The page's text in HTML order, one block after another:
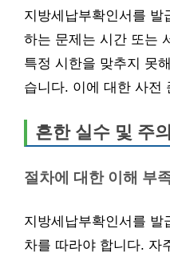
지방세납부확인서를 발
하는 문제는 시간 또는
특정 시한을 맞추지 못
습니다. 이에 대한 사전
흔한 실수 및 주
절차에 대한 이해 부
지방세납부확인서를 발
차를 따라야 합니다. 자